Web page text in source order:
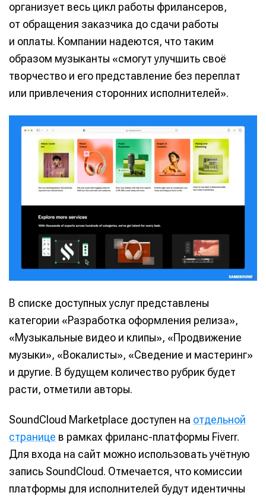
организует весь цикл работы фрилансеров,
от обращения заказчика до сдачи работы
и оплаты. Компании надеются, что таким
образом музыканты «смогут улучшить своё
творчество и его представление без переплат
или привлечения сторонних исполнителей».
В списке доступных услуг представлены
категории «Разработка оформления релиза»,
«Музыкальные видео и клипы», «Продвижение
музыки», «Вокалисты», «Сведение и мастеринг»
и другие. В будущем количество рубрик будет
расти, отметили авторы.
SoundCloud Marketplace доступен на отдельной
странице в рамках фриланс-платформы Fiverr.
Для входа на сайт можно использовать учётную
запись SoundCloud. Отмечается, что комиссии
платформы для исполнителей будут идентичны